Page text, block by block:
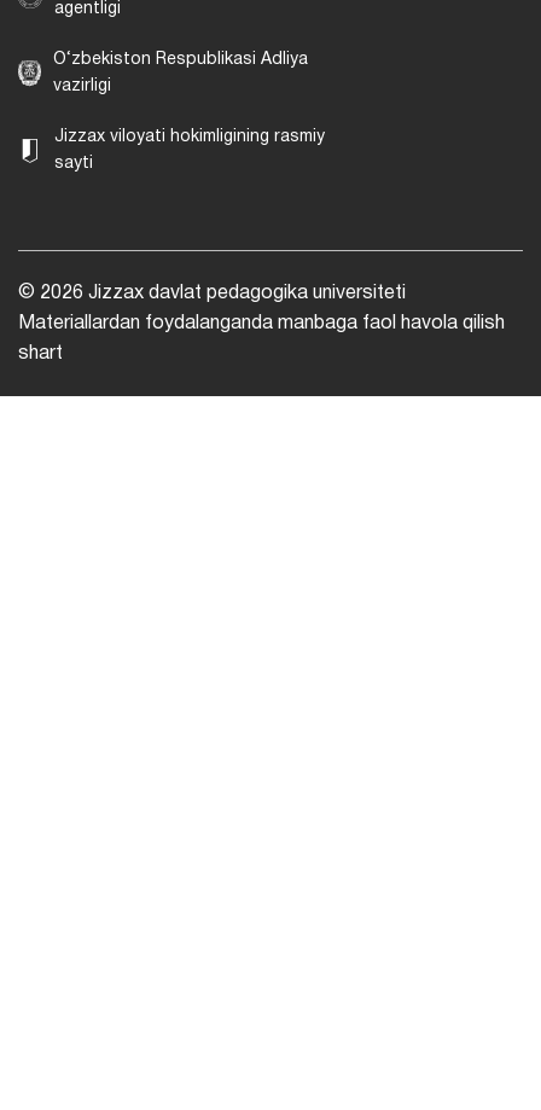
agentligi
O‘zbekiston Respublikasi Adliya
vazirligi
Jizzax viloyati hokimligining rasmiy
sayti
© 2026 Jizzax davlat pedagogika universiteti
Materiallardan foydalanganda manbaga faol havola qilish
shart